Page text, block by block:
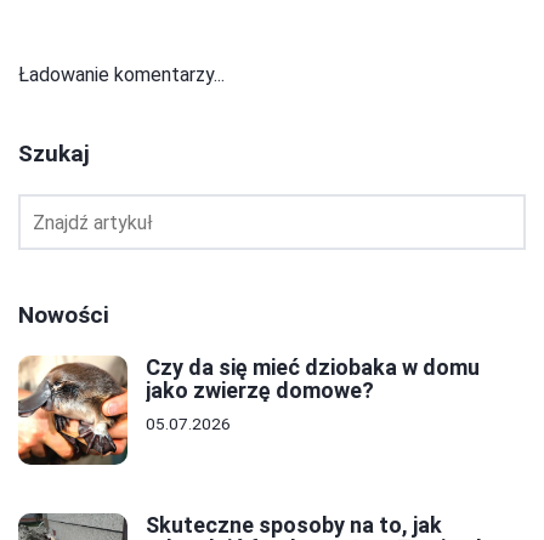
Ładowanie komentarzy...
Szukaj
Nowości
Czy da się mieć dziobaka w domu
jako zwierzę domowe?
05.07.2026
Skuteczne sposoby na to, jak